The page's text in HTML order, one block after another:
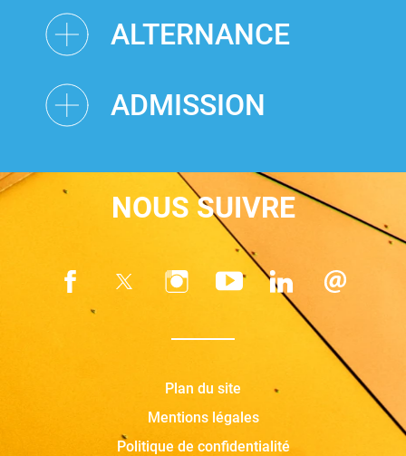
ALTERNANCE
ADMISSION
NOUS SUIVRE
Plan du site
Mentions légales
Politique de confidentialité